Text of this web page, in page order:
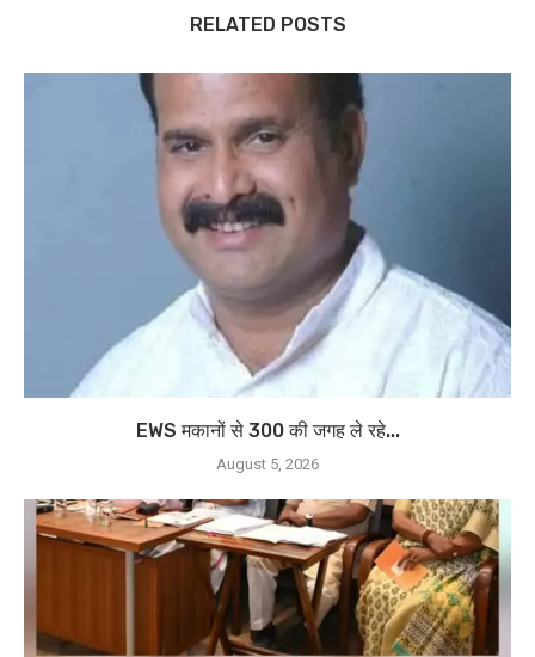
RELATED POSTS
EWS मकानों से 300 की जगह ले रहे...
August 5, 2026